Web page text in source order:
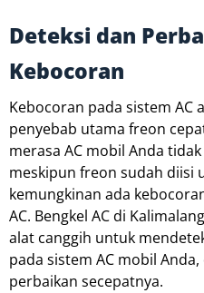
Deteksi dan
Kebocoran
Kebocoran pada sistem AC
penyebab utama freon
merasa AC mobil Anda
meskipun freon sudah diisi
kemungkinan ada
AC. Bengkel AC di
alat canggih untuk
pada sistem AC mobil
perbaikan secepatnya.